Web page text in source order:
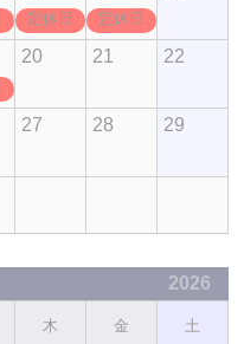
定休日 定休日
20 21 22
27 28 29
2026
木 金 土